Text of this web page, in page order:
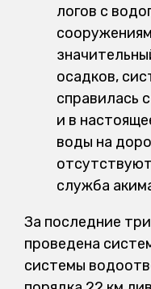
логов с
осадков,
справилась
и в
воды на
служба
За последние
проведена
системы